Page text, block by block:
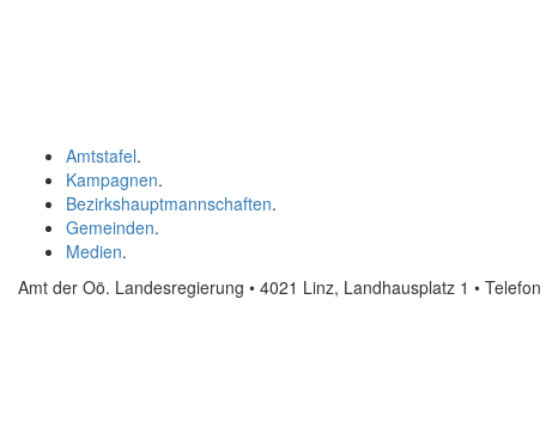
Amtstafel.
Kampagnen.
Bezirkshauptmannschaften.
Gemeinden.
Medien.
Amt der Oö. Landesregierung • 4021 Linz, Landhausplatz 1 • Telefon